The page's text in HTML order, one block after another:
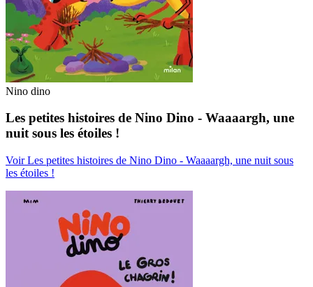
Nino dino
Les petites histoires de Nino Dino - Waaaargh, une
nuit sous les étoiles !
Voir Les petites histoires de Nino Dino - Waaaargh, une nuit sous
les étoiles !